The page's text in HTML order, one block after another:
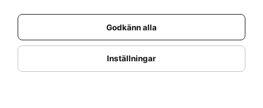
Godkänn alla
Inställningar